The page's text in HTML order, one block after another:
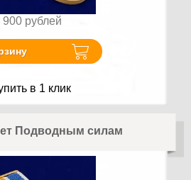
900 рублей
в 1 клик
Подводным силам